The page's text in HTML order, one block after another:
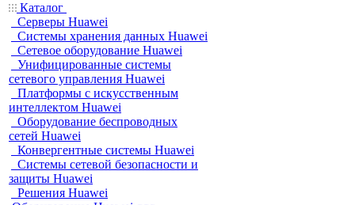
Каталог
Серверы Huawei
Системы хранения данных Huawei
Сетевое оборудование Huawei
Унифицированные системы
сетевого управления Huawei
Платформы с искусственным
интеллектом Huawei
Оборудование беспроводных
сетей Huawei
Конвергентные системы Huawei
Системы сетевой безопасности и
защиты Huawei
Решения Huawei